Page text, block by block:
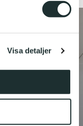
innehållet
och annan
som de har
Visa detaljer